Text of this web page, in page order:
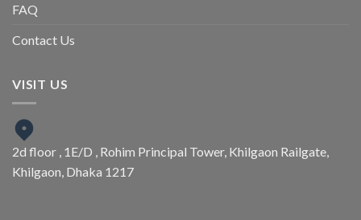
FAQ
Contact Us
VISIT US
2d floor , 1E/D , Rohim Principal Tower, Khilgaon Railgate,
Khilgaon, Dhaka 1217